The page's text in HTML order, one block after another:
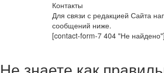
Контакты
Для связи с редакцией Сайта
сообщений ниже.
[contact-form-7 404 "Не найдено"]